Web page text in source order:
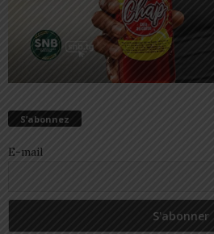
S’abonnez
E-mail